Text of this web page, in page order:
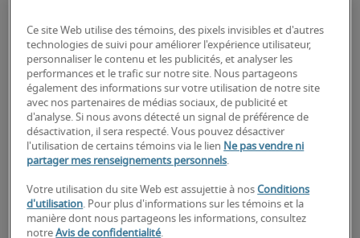
Responsabilités typiques d'un
spécialiste des communications
et des relations publiques :
Développer et entretenir des relations avec les
médias.
Rédiger et diffuser des communiqués de
presse, des avis aux médias et des articles de
présentation.
Coordonner les interviews avec les médias et
Ce site Web utilise des témoins, des pixels invisibles et d'autres
technologies de suivi pour améliorer l'expérience utilisateur,
personnaliser le contenu et les publicités, et analyser les
performances et le trafic sur notre site. Nous partageons
également des informations sur votre utilisation de notre site
avec nos partenaires de médias sociaux, de publicité et
d'analyse. Si nous avons détecté un signal de préférence de
désactivation, il sera respecté. Vous pouvez désactiver
l'utilisation de certains témoins via le lien Ne pas vendre ni
partager mes renseignements personnels.
Votre utilisation du site Web est assujettie à nosConditions
d'utilisation. Pour plus d'informations sur les témoins et la
manière dont nous partageons les informations, consultez
notreAvis de confidentialité.